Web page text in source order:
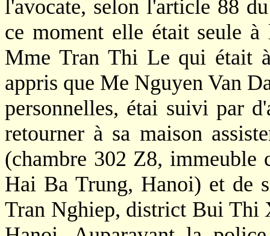
l'avocate, selon l'article 88
ce moment elle était seule
Mme Tran Thi Le qui était
appris que Me Nguyen Van
personnelles, étai suivi par
retourner à sa maison
(chambre 302 Z8, immeuble
Hai Ba Trung, Hanoi) et de
Tran Nghiep, district Bui Thi